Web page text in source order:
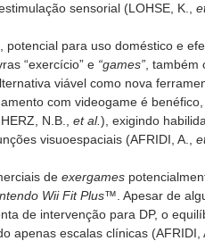
sensorial (LOHSE, K.,
potencial para uso doméstico e
“exercício” e “games” ,
viável como nova
com videogame é
N.B., et al.), exigindo
visuoespaciais (AFRIDI, A.,
de exergames
Wii Fit Plus™ . Apesar de
de intervenção para DP, o
apenas escalas clínicas (AFRIDI,